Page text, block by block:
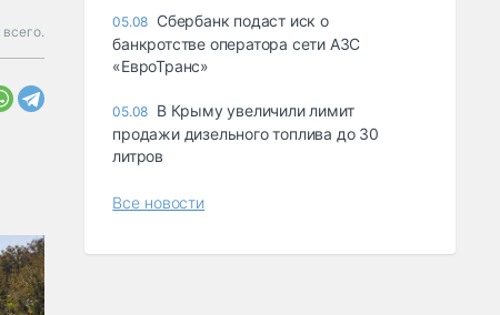
05.08 Сбербанк подаст иск о
банкротстве оператора сети АЗС
«ЕвроТранс»
05.08 В Крыму увеличили лимит
продажи дизельного топлива до 30
литров
Все новости